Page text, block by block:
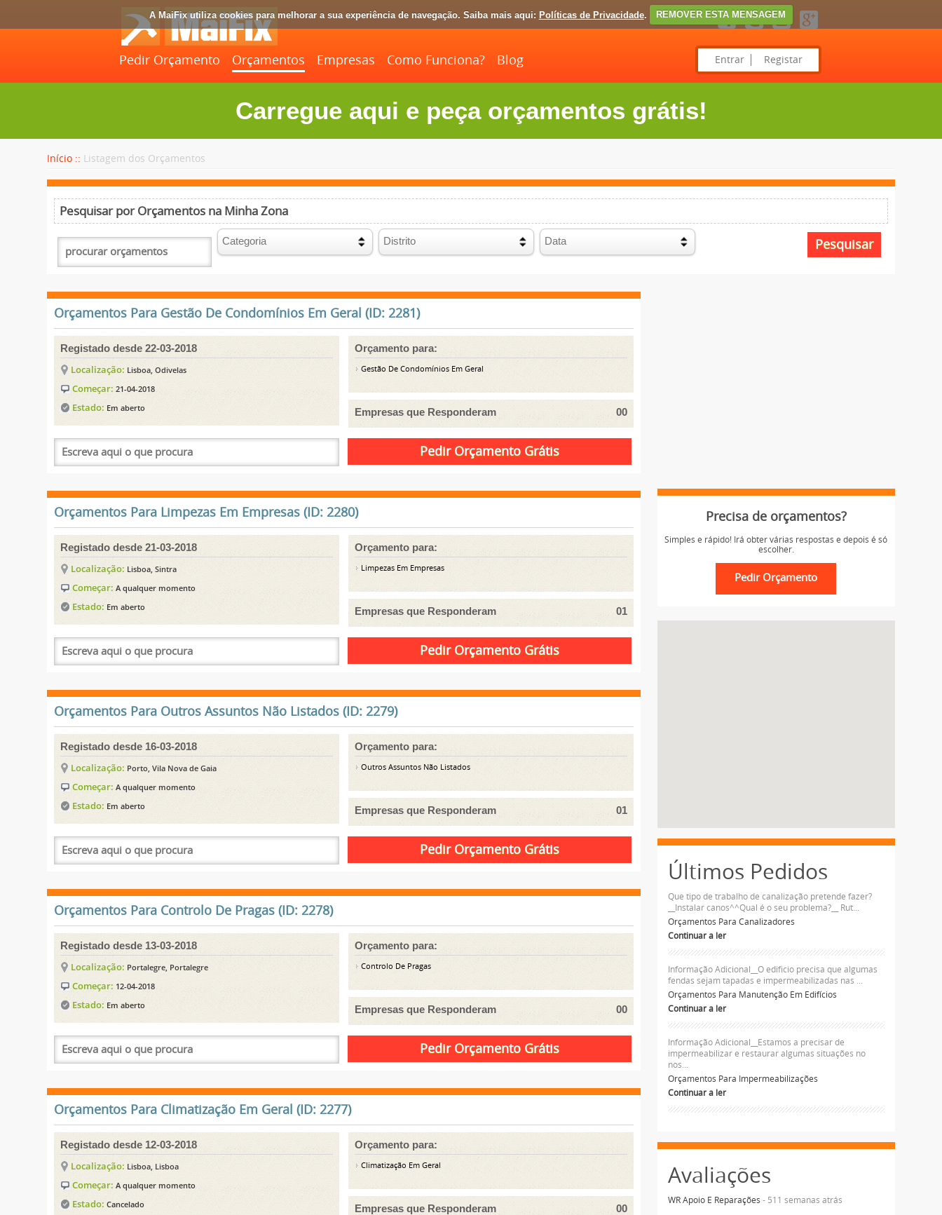
A MaiFix utiliza cookies para melhorar a sua experiência de navegação. Saiba mais aqui: Políticas de Privacidade. REMOVER ESTA MENSAGEM
Pedir Orçamento Orçamentos Empresas Como Funciona? Blog Entrar Registar
Carregue aqui e peça orçamentos grátis!
Início :: Listagem dos Orçamentos
Pesquisar por Orçamentos na Minha Zona
Orçamentos Para Gestão De Condomínios Em Geral (ID: 2281)
Registado desde 22-03-2018
Localização: Lisboa, Odivelas
Começar:21-04-2018
Estado: Em aberto
Orçamento para:
Gestão De Condomínios Em Geral
Empresas que Responderam 00
Orçamentos Para Limpezas Em Empresas (ID: 2280)
Registado desde 21-03-2018
Localização: Lisboa, Sintra
Começar:A qualquer momento
Estado: Em aberto
Orçamento para:
Limpezas Em Empresas
Empresas que Responderam 01
Orçamentos Para Outros Assuntos Não Listados (ID: 2279)
Registado desde 16-03-2018
Localização: Porto, Vila Nova de Gaia
Começar:A qualquer momento
Estado: Em aberto
Orçamento para:
Outros Assuntos Não Listados
Empresas que Responderam 01
Orçamentos Para Controlo De Pragas (ID: 2278)
Registado desde 13-03-2018
Localização: Portalegre, Portalegre
Começar: 12-04-2018
Estado: Em aberto
Orçamento para:
Controlo De Pragas
Empresas que Responderam 00
Orçamentos Para Climatização Em Geral (ID: 2277)
Registado desde 12-03-2018
Localização: Lisboa, Lisboa
Começar:A qualquer momento
Estado:Cancelado
Orçamento para:
Climatização Em Geral
Empresas que Responderam 00
Precisa de orçamentos?
Simples e rápido! Irá obter várias respostas e depois é só
escolher.
Últimos Pedidos
Que tipo de trabalho de canalização pretende fazer?
__Instalar canos^^Qual é o seu problema?__ Rut...
Orçamentos Para Canalizadores
Continuar a ler
Informação Adicional__O edificio precisa que algumas
fendas sejam tapadas e impermeabilizadas nas ...
Orçamentos Para Manutenção Em Edifícios
Continuar a ler
Informação Adicional__Estamos a precisar de
impermeabilizar e restaurar algumas situações no
nos...
Orçamentos Para Impermeabilizações
Continuar a ler
Avaliações
WR Apoio E Reparações - 511 semanas atrás